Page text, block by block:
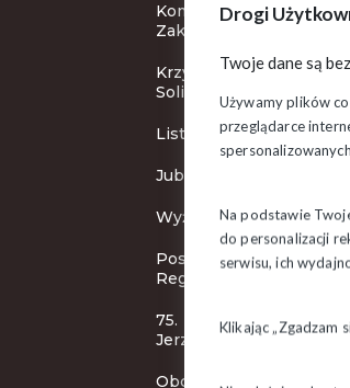
Drogi
Twoje dane są
Używamy plików
przeglądarce
Na podstawie
do personalizacji
serwisu, ich
Klikając „Zgadzam
Komisja Krajowa w
Zakopanem
Krzyże Wolności i
Solidarności
List do Ursuli von der
Jubileuszowa
Wyższa płaca
Posiedzenie Zarządu
Regionu
75. rocznica urodzin bł.
Jerzego
Obchody 42. rocznicy